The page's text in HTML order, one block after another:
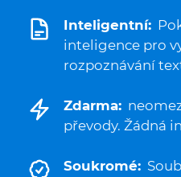
Inteligentní:
inteligence pro
rozpoznávání
Zdarma:
převody. Žádná
Soukromé: